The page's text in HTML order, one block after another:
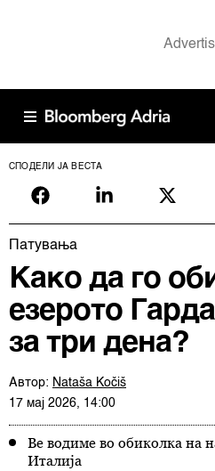
СПОДЕЛИ ЈА ВЕСТА
Патувањa
Како да го
езерото
за три дена?
Автор: Nataša Kočiš
17 мај 2026, 14:00
Ве водиме во обиколка на
Италија